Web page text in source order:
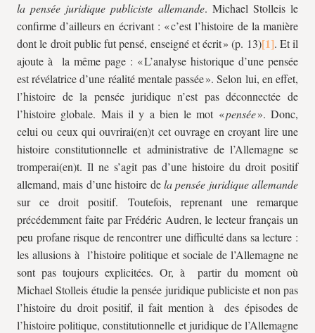
la pensée juridique publiciste allemande. Michael Stolleis le
confirme d’ailleurs en écrivant : « c’est l’histoire de la manière
dont le droit public fut pensé, enseigné et écrit » (p. 13)
. Et il
ajoute à la même page : « L’analyse historique d’une pensée
est révélatrice d’une réalité mentale passée ». Selon lui, en effet,
l’histoire de la pensée juridique n’est pas déconnectée de
l’histoire globale. Mais il y a bien le mot «pensée». Donc,
celui ou ceux qui ouvrirai(en)t cet ouvrage en croyant lire une
histoire constitutionnelle et administrative de l’Allemagne se
tromperai(en)t. Il ne s’agit pas d’une histoire du droit positif
allemand, mais d’une histoire dela pensée juridique allemande
sur ce droit positif. Toutefois, reprenant une remarque
précédemment faite par Frédéric Audren, le lecteur français un
peu profane risque de rencontrer une difficulté dans sa lecture :
les allusions à l’histoire politique et sociale de l’Allemagne ne
sont pas toujours explicitées. Or, à partir du moment où
Michael Stolleis étudie la pensée juridique publiciste et non pas
l’histoire du droit positif, il fait mention à des épisodes de
l’histoire politique, constitutionnelle et juridique de l’Allemagne